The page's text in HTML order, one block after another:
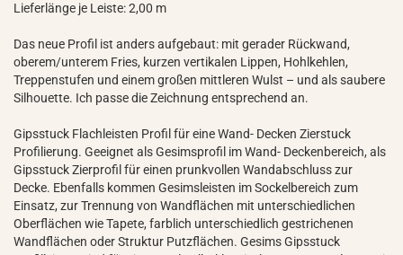
Lieferlänge je Leiste: 2,00 m
Das neue Profil ist anders aufgebaut: mit gerader Rückwand,
oberem/unterem Fries, kurzen vertikalen Lippen, Hohlkehlen,
Treppenstufen und einem großen mittleren Wulst – und als saubere
Silhouette. Ich passe die Zeichnung entsprechend an.
Gipsstuck Flachleisten Profil für eine Wand- Decken Zierstuck
Profilierung. Geeignet als Gesimsprofil im Wand- Deckenbereich, als
Gipsstuck Zierprofil für einen prunkvollen Wandabschluss zur
Decke. Ebenfalls kommen Gesimsleisten im Sockelbereich zum
Einsatz, zur Trennung von Wandflächen mit unterschiedlichen
Oberflächen wie Tapete, farblich unterschiedlich gestrichenen
Wandflächen oder Struktur Putzflächen. Gesims Gipsstuck